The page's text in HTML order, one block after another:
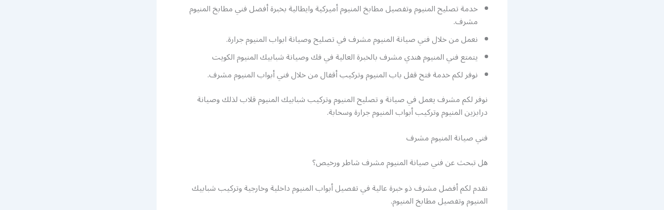
خدمة تصليح المنيوم وتفصيل مطابخ المنيوم أميركية وايطالية بخبرة أفضل فني مطابخ المنيوم
مشرف.
نعمل من خلال فني صيانة المنيوم مشرف في تصليح وصيانة ابواب المنيوم جرارة.
يتمتع فني المنيوم هندي مشرف بالخبرة العالية في فك وصيانة شبابيك المنيوم الكويت
نوفر لكم خدمة فتح قفل باب المنيوم وتركيب أقفال من خلال فني أبواب المنيوم مشرف.
نوفر لكم مشرف يعمل في صيانة و تصليح المنيوم وتركيب شبابيك المنيوم قلاب لذلك وصيانة
درابزين المنيوم وتركيب أبواب المنيوم جرارة وسحابة.
فني صيانة المنيوم مشرف
هل تبحث عن فني صيانة المنيوم مشرف شاطر ورخيص؟
نقدم لكم أفضل مشرف ذو خبرة عالية في تفصيل أبواب المنيوم داخلية وخارجية وتركيب شبابيك
المنيوم وتفصيل مطابخ المنيوم.